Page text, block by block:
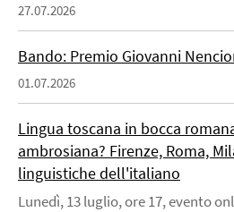
27.07.2026
Bando: Premio Giovanni
01.07.2026
Lingua toscana in bocca
ambrosiana? Firenze, Roma,
linguistiche dell'italiano
Lunedì, 13 luglio, ore 17, evento